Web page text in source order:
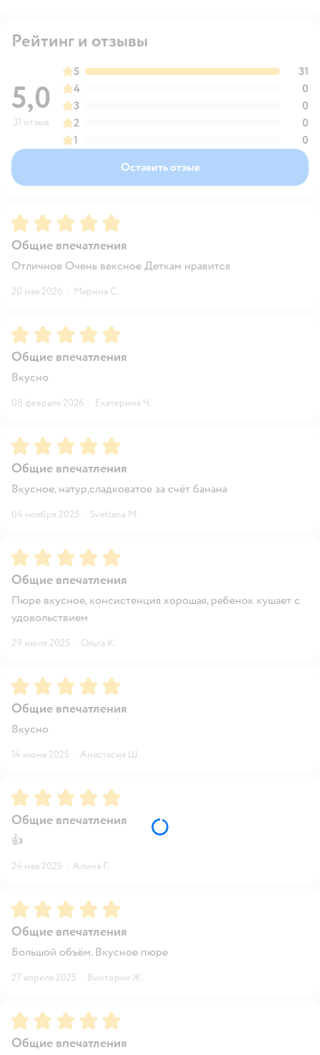
Рейтинг и отзывы
5,0
31 отзыв
5
31
4
0
3
0
2
0
1
0
Оставить отзыв
Рейтинг:5
Общие впечатления
Отличное Очень вексное Деткам нравится
20 мая 2026 · Марина С.
Рейтинг:5
Общие впечатления
Вкусно
08 февраля 2026 · Екатерина Ч.
Рейтинг:5
Общие впечатления
Вкусное, натур,сладковатое за счёт банана
04 ноября 2025 · Svetlana М.
Рейтинг:5
Общие впечатления
Пюре вкусное, консистенция хорошая, ребенок кушает с
удовольствием
29 июля 2025 · Ольга К.
Рейтинг:5
Общие впечатления
Вкусно
14 июня 2025 · Анастасия Ш.
Рейтинг:5
Общие впечатления
👍
24 мая 2025 · Алина Г.
Рейтинг:5
Общие впечатления
Большой объём. Вкусное пюре
27 апреля 2025 · Виктория Ж.
Рейтинг:5
Общие впечатления